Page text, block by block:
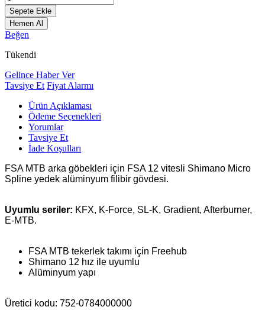
Sepete Ekle
Hemen Al
Beğen
Tükendi
Gelince Haber Ver
Tavsiye Et Fiyat Alarmı
Ürün Açıklaması
Ödeme Seçenekleri
Yorumlar
Tavsiye Et
İade Koşulları
FSA MTB arka göbekleri için FSA 12 vitesli Shimano Micro
Spline yedek alüminyum filibir gövdesi.
Uyumlu seriler: KFX, K-Force, SL-K, Gradient, Afterburner,
E-MTB.
FSA MTB tekerlek takımı için Freehub
Shimano 12 hız ile uyumlu
Alüminyum yapı
Üretici kodu: 752-0784000000